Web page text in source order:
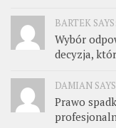
BARTEK SAYS:
Wybór
decyzja,
DAMIAN
Prawo